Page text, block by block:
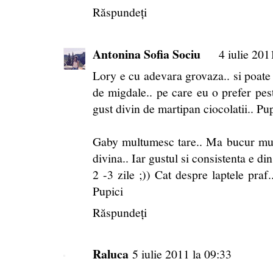
Răspundeți
Antonina Sofia Sociu
4 iulie
Lory e cu adevara grovaza.. si
de migdale.. pe care eu o prefer
gust divin de martipan ciocolatii..
Gaby multumesc tare.. Ma bucur
divina.. Iar gustul si consistenta e
2 -3 zile ;)) Cat despre laptele
Pupici
Răspundeți
Raluca 5 iulie 2011 la 09:33